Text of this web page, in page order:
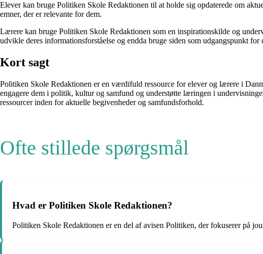
Elever kan bruge Politiken Skole Redaktionen til at holde sig opdaterede om
emner, der er relevante for dem.
Lærere kan bruge Politiken Skole Redaktionen som en inspirationskilde og
udvikle deres informationsforståelse og endda bruge siden som udgangspunkt
Kort sagt
Politiken Skole Redaktionen er en værdifuld ressource for elever og lærere i
engagere dem i politik, kultur og samfund og understøtte læringen i
ressourcer inden for aktuelle begivenheder og samfundsforhold.
Ofte stillede spørgsmål
Hvad er Politiken Skole Redaktionen?
Politiken Skole Redaktionen er en del af avisen Politiken, der fokuserer på